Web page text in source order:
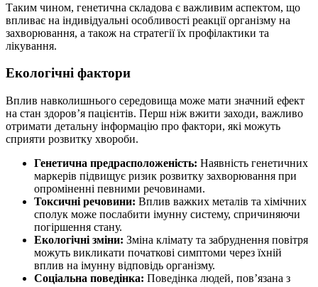
Таким чином, генетична складова є важливим аспектом, що
впливає на індивідуальні особливості реакції організму на
захворювання, а також на стратегії їх профілактики та
лікування.
Екологічні фактори
Вплив навколишнього середовища може мати значний ефект
на стан здоров’я пацієнтів. Перш ніж вжити заходи, важливо
отримати детальну інформацію про фактори, які можуть
сприяти розвитку хвороби.
Генетична предрасположеність: Наявність генетичних
маркерів підвищує ризик розвитку захворювання при
опроміненні певними речовинами.
Токсичні речовини: Вплив важких металів та хімічних
сполук може послабити імунну систему, спричиняючи
погіршення стану.
Екологічні зміни: Зміна клімату та забруднення повітря
можуть викликати початкові симптоми через їхній
вплив на імунну відповідь організму.
Соціальна поведінка: Поведінка людей, пов’язана з